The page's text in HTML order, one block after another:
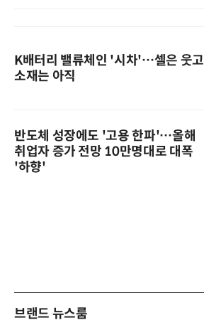
K배터리 밸류체인 '시차'…셀은 웃고
소재는 아직
반도체 성장에도 '고용 한파'…올해
취업자 증가 전망 10만명대로 대폭
'하향'
브랜드 뉴스룸